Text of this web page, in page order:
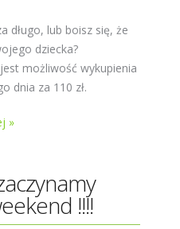
długo, lub boisz się, że
dziecka?
możliwość wykupienia
dnia za 110 zł.
»
!!!!